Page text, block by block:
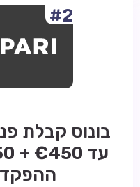
בלוג וחדשות#2